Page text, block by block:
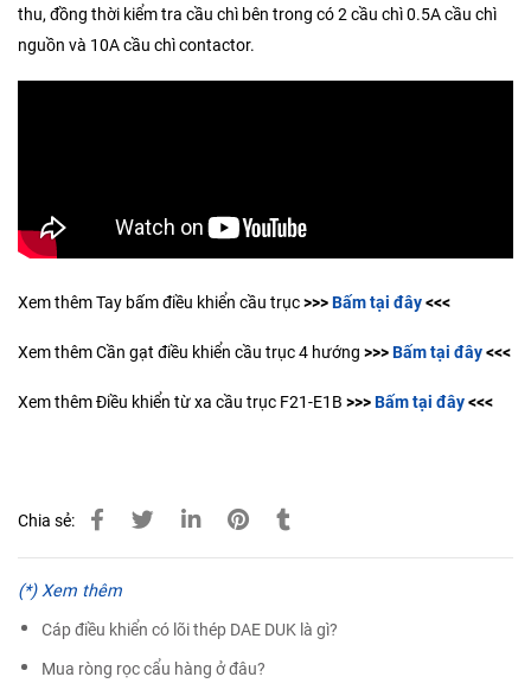
thu, đồng thời kiểm tra cầu chì bên trong có 2 cầu chì 0.5A cầu chì
nguồn và 10A cầu chì contactor.
Xem thêm Tay bấm điều khiển cầu trục>>>Bấm tại đây<<<
Xem thêm Cần gạt điều khiển cầu trục 4 hướng >>>Bấm tại đây<<<
Xem thêm Điều khiển từ xa cầu trục F21-E1B >>>Bấm tại đây<<<
Chia sẻ:
(*) Xem thêm
Cáp điều khiển có lõi thép DAE DUK là gì?
Mua ròng rọc cẩu hàng ở đâu?